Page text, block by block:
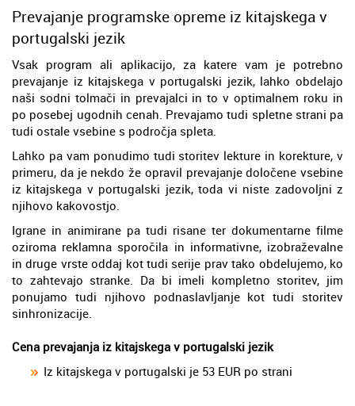
Prevajanje programske opreme iz kitajskega v
portugalski jezik
Vsak program ali aplikacijo, za katere vam je potrebno
prevajanje iz kitajskega v portugalski jezik, lahko obdelajo
naši sodni tolmači in prevajalci in to v optimalnem roku in
po posebej ugodnih cenah. Prevajamo tudi spletne strani pa
tudi ostale vsebine s področja spleta.
Lahko pa vam ponudimo tudi storitev lekture in korekture, v
primeru, da je nekdo že opravil prevajanje določene vsebine
iz kitajskega v portugalski jezik, toda vi niste zadovoljni z
njihovo kakovostjo.
Igrane in animirane pa tudi risane ter dokumentarne filme
oziroma reklamna sporočila in informativne, izobraževalne
in druge vrste oddaj kot tudi serije prav tako obdelujemo, ko
to zahtevajo stranke. Da bi imeli kompletno storitev, jim
ponujamo tudi njihovo podnaslavljanje kot tudi storitev
sinhronizacije.
Cena prevajanja iz kitajskega v portugalski jezik
Iz kitajskega v portugalski je 53 EUR po strani